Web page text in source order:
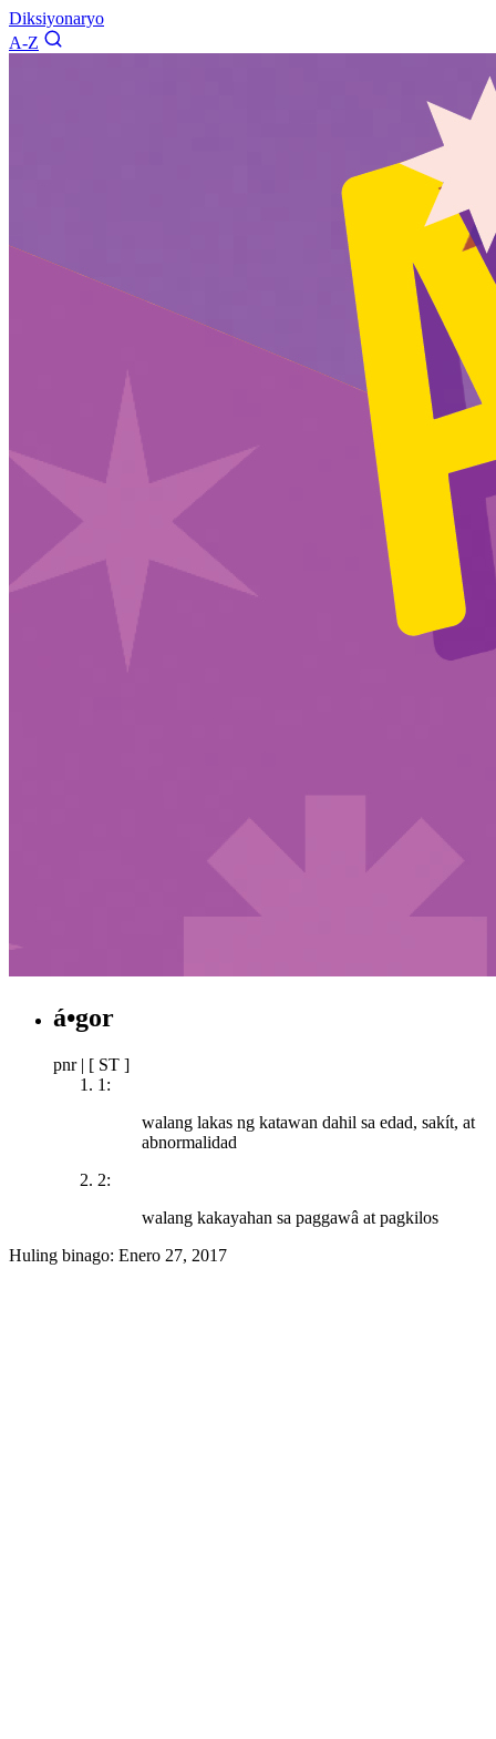
Diksiyonaryo
A-Z
á•gor
pnr | [ ST ]
1:
walang lakas ng katawan dahil sa edad, sakít, at
abnormalidad
2:
walang kakayahan sa paggawâ at pagkilos
Huling binago: Enero 27, 2017